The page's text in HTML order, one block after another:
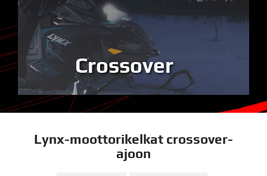
Crossover
Lynx-moottorikelkat crossover-
ajoon